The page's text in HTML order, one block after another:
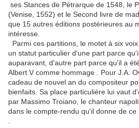
ses Stances de Pétrarque de 1548, le
(Venise, 1552) et le Second livre de
que 15 autres éditions postérieures au
intéresse.
Parmi ces partitions, le motet à six voix
un statut particulier d'une part parce
auparavant, d'autre part parce qu'il a
Albert V comme hommage . Pour J.A.
cadeau de nouvel an du compositeur
bienfaits. Sa place particulière lui vaut
par Massimo Troiano, le chanteur
dans le compte-rendu qu'il donne de ce